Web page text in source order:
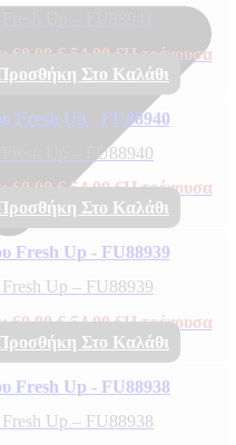
60,00 €. 54,00 €Η τρέχουσα
Στο Καλάθι
Fresh Up – FU88940
60,00 €. 54,00€Η τρέχουσα
Στο Καλάθι
Fresh Up – FU88939
60,00 €.54,00€Η τρέχουσα
Στο Καλάθι
Fresh Up – FU88938